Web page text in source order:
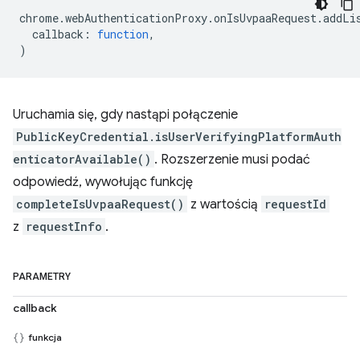
chrome.webAuthenticationProxy.onIsUvpaaRequest.
callback : function,
)
Uruchamia się, gdy nastąpi połączenie
PublicKeyCredential.isUserVerifyingPlatformAuth
enticatorAvailable() . Rozszerzenie musi podać
odpowiedź, wywołując funkcję
completeIsUvpaaRequest() z wartością requestId
z requestInfo .
PARAMETRY
callback
funkcja